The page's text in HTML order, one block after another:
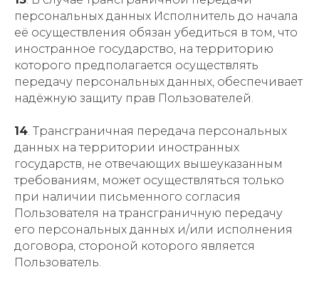
персональных данных Исполнитель до начала
её осуществления обязан убедиться в том, что
иностранное государство, на территорию
которого предполагается осуществлять
передачу персональных данных, обеспечивает
надёжную защиту прав Пользователей.
14 . Трансграничная передача персональных
данных на территории иностранных
государств, не отвечающих вышеуказанным
требованиям, может осуществляться только
при наличии письменного согласия
Пользователя на трансграничную передачу
его персональных данных и/или исполнения
договора, стороной которого является
Пользователь.